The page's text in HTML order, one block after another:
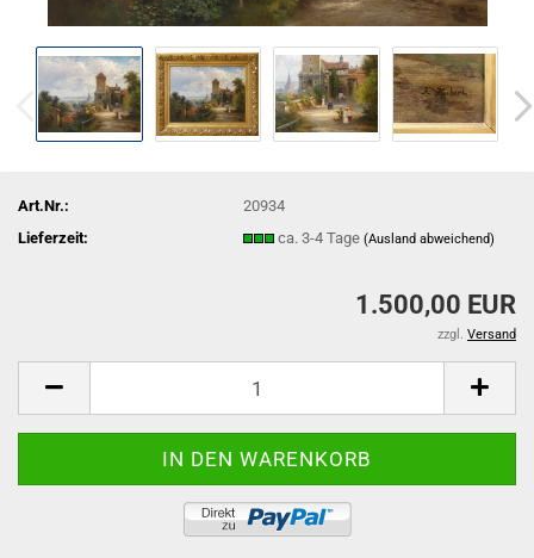
Art.Nr.:
20934
Lieferzeit:
ca. 3-4 Tage(Ausland abweichend)
1.500,00 EUR
zzgl. Versand